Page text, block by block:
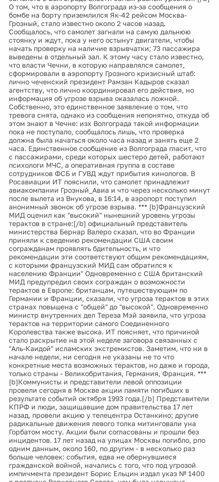
О том, что в аэропорту Волгограда из-за сообщения о
бомбе на борту приземлился Як-42 рейсом Москва-
Грозный, стало известно около 2 часов назад.
Сообщалось, что самолет загнали на самую дальнюю
стоянку и ждут, пока у него остынут двигатели, чтобы
начать проверку на наличие взрывчатки; 73 пассажира
выведены в отдельный зал. К этому часу стало известно,
что власти Чечни, в которую направлялся самолет,
сформировали в аэропорту Грозного кризисный штаб:
лично чеченский президент Рамзан Кадыров сказал
агентству, что лично координировал его действия, но
информация об угрозе взрыва оказалась ложной.
Собственно, это единственное заявление о том, что
тревога снята, однако из сообщения непонятно, откуда об
этом знают в Чечне: изх Волгограда такой информации
пока не поступало, сообщалось лишь, что проверка
должна была начаться около часа назад и занять еще 2
часа. Единственное сообщение из Волгограда гласит, что
с пассажирами, среди которых шестеро детей, работают
психологи МЧС, а оперативная группа в составе
сотрудников ФСБ и ГУВД ждут прибытия кинологов. В
Росавиации ИТ пояснили, что самолет принадлежит
авиакомпании Грозный_Авиа и что через несколько минут
после вылета из Внукова, в 16:14, в аэропорт поступил
анонимный звонок об угрозе взрыва. *** [b]Французский
МИД оценил как "высокий" нынешний уровень угрозы
терактов в стране:[/b] официальный представитель
министерства Бернар Валеро сказал, что во Франции
приняли к сведению рекомендации США своим
согражданам проявлять бдительность, и что
рекомендации эти соответствуют общим рекомендациям,
с которыми французский МИД сам обратился к
населению Франции" Одновременно с США британский
МИД предупредил своих сограждан о возможности
терактов в Европе: британцам, путешествующим по
Германии и Франции, сказали, что угроза терактов в этих
странах повышена с "общей" до "высокой". Одновременно
министр внутренних дел Тереза Мэй заявила, что угроза
терактов на территории самого Соединенного
Королевства также высока. ИТ поясняет, что причиной
стало раскрытие на этой неделе заговора связанных с
"Аль-Каидой" исламских экстремистов. Заметим, что ни в
начале недели, ни сегодня не указаны не то что
конкретные места возможных терактов, но даже и города,
только страны - Великобритания, Германия, Франция. ***
[b]Коммунисты и представители левой оппозиции
провели сегодня в Москве акции памяти погибших в
результате событий октября 1993 года.[/b] Представители
КПРФ и люди, защищавшие дом правительства 17 лет
назад, провели акцию у телецентра Останкино; другие
радикальные движения левого толка митинговали уна
Горбатом мосту. Акции были согласованы и прошли без
инцидентов. 17 лет назад на улицах Москвы погибло, рпо
одним данным, около 160, по другим - в несколько раз
больше человек: события, едва не обернувшиеся
гражданской войной, начались с того, что под угрозой
импичмента президент Борис Ельцин издал указ № 1400